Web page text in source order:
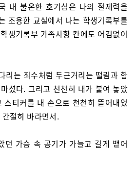
내 불온한 호기심은 나의 절제력을
조용한 교실에서 나는 학생기록부를
생기록부 가족사항 칸에도 어김없이
리는 죄수처럼 두근거리는 떨림과 함
셨다. 그리고 천천히 내가 붙여 놓았
티커를 내 손으로 천천히 뜯어내었
절히 바라면서.
던 가슴 속 공기가 가늘고 길게 뱉어